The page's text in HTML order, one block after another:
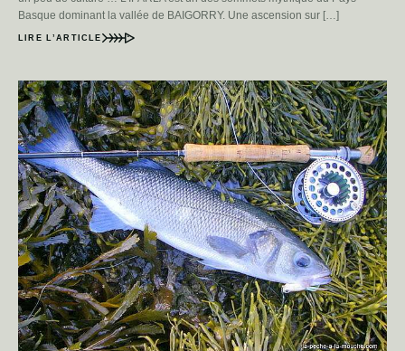
Basque dominant la vallée de BAIGORRY. Une ascension sur […]
LIRE L’ARTICLE